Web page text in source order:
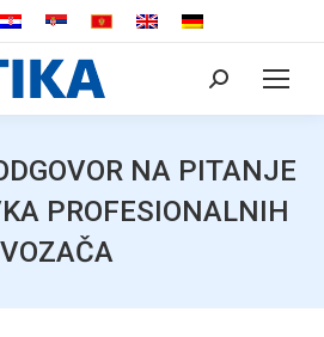
Search:
NA PITANJE
PROFESIONALNIH
VOZAČA